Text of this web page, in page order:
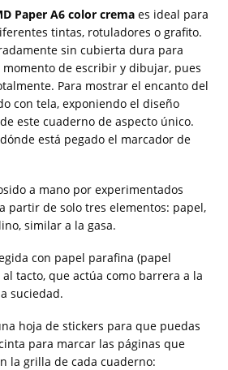
Paper A6 color crema es ideal para
tintas, rotuladores o grafito.
sin cubierta dura para
de escribir y dibujar, pues
Para mostrar el encanto del
con tela, exponiendo el diseño
este cuaderno de aspecto único.
está pegado el marcador de
a mano por experimentados
partir de solo tres elementos: papel,
similar a la gasa.
con papel parafina (papel
tacto, que actúa como barrera a la
suciedad.
hoja de stickers para que puedas
para marcar las páginas que
la grilla de cada cuaderno: